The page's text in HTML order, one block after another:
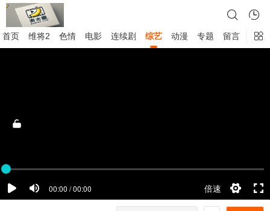
首页 维将2 色情 电影 连续剧 综艺 动漫 专题 留言